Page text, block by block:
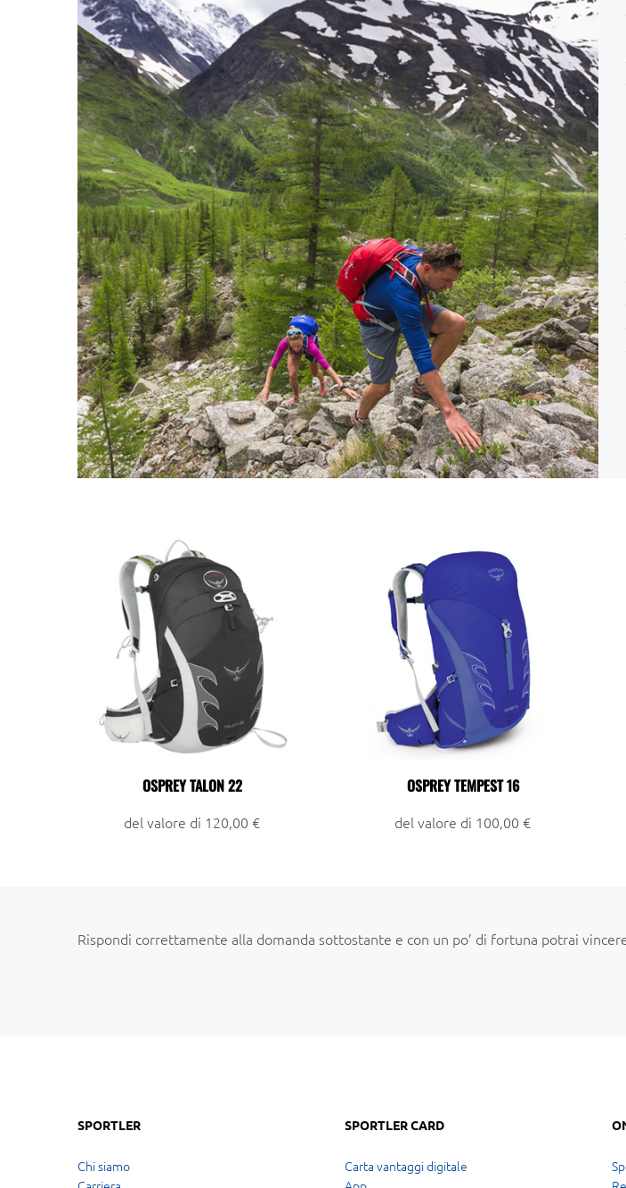
OSPREY TALON 22
del valore di 120,00 €
OSPREY TEMPEST 16
del valore di 100,00 €
Rispondi correttamente alla domanda sottostante e con un po’ di fortuna potrai
SPORTLER
Chi siamo
SPORTLER CARD
Carta vantaggi digitale